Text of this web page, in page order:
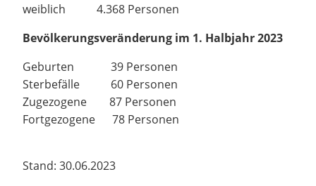
weiblich 4.368 Personen
Bevölkerungsveränderung im 1. Halbjahr 2023
Geburten 39 Personen
Sterbefälle 60 Personen
Zugezogene 87 Personen
Fortgezogene 78 Personen
Stand: 30.06.2023